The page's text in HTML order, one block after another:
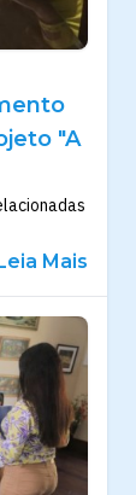
"A
Leia Mais